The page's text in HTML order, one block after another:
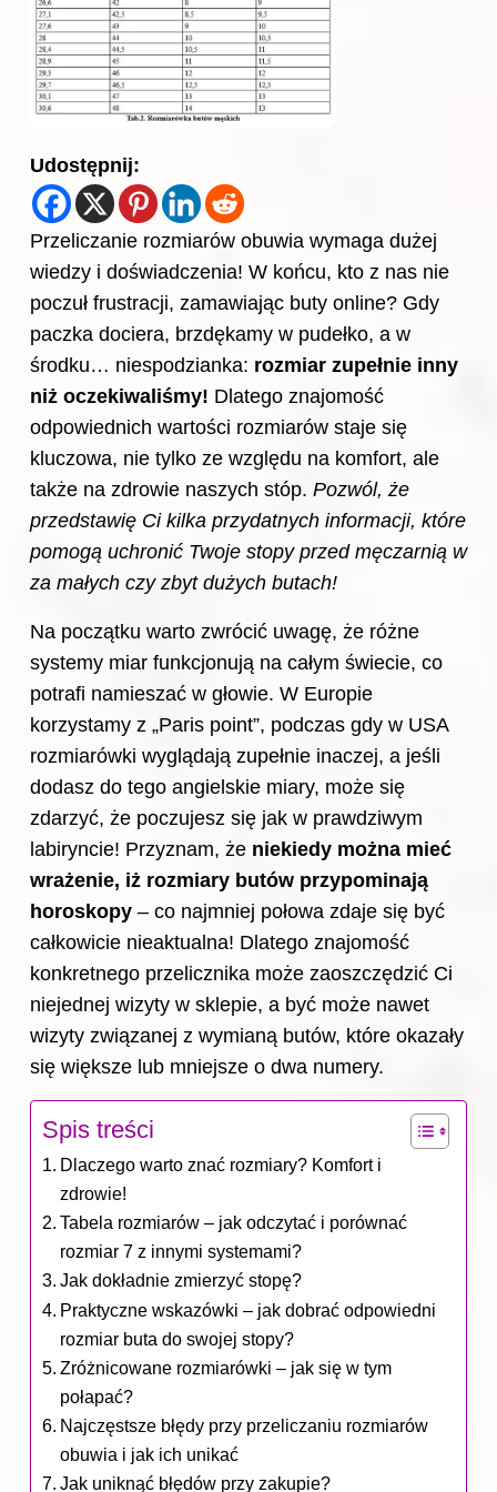
Udostępnij:
Przeliczanie rozmiarów obuwia wymaga dużej
wiedzy i doświadczenia! W końcu, kto z nas nie
poczuł frustracji, zamawiając buty online? Gdy
paczka dociera, brzdękamy w pudełko, a w
środku… niespodzianka: rozmiar zupełnie inny
niż oczekiwaliśmy! Dlatego znajomość
odpowiednich wartości rozmiarów staje się
kluczowa, nie tylko ze względu na komfort, ale
także na zdrowie naszych stóp. Pozwól, że
przedstawię Ci kilka przydatnych informacji, które
pomogą uchronić Twoje stopy przed męczarnią w
za małych czy zbyt dużych butach!
Na początku warto zwrócić uwagę, że różne
systemy miar funkcjonują na całym świecie, co
potrafi namieszać w głowie. W Europie
korzystamy z „Paris point”, podczas gdy w USA
rozmiarówki wyglądają zupełnie inaczej, a jeśli
dodasz do tego angielskie miary, może się
zdarzyć, że poczujesz się jak w prawdziwym
labiryncie! Przyznam, że niekiedy można mieć
wrażenie, iż rozmiary butów przypominają
horoskopy – co najmniej połowa zdaje się być
całkowicie nieaktualna! Dlatego znajomość
konkretnego przelicznika może zaoszczędzić Ci
niejednej wizyty w sklepie, a być może nawet
wizyty związanej z wymianą butów, które okazały
się większe lub mniejsze o dwa numery.
Spis treści
Dlaczego warto znać rozmiary? Komfort i
zdrowie!
Tabela rozmiarów – jak odczytać i porównać
rozmiar 7 z innymi systemami?
Jak dokładnie zmierzyć stopę?
Praktyczne wskazówki – jak dobrać odpowiedni
rozmiar buta do swojej stopy?
Zróżnicowane rozmiarówki – jak się w tym
połapać?
Najczęstsze błędy przy przeliczaniu rozmiarów
obuwia i jak ich unikać
Jak uniknąć błędów przy zakupie?